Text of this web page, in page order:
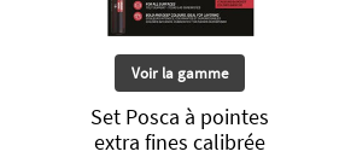
Voir la gamme
Set Posca à pointes
extra fines calibrée